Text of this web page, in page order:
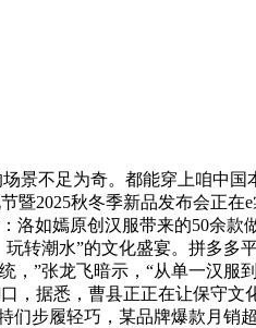
不足为奇。都能穿上咱中国
2025秋冬季新品发布会正
如嫣原创汉服带来的50余
转潮水”的文化盛宴。拼多多
，”张龙飞暗示，“从单一汉
据悉，曹县正正在让保守文
步履轻巧，某品牌爆款月销